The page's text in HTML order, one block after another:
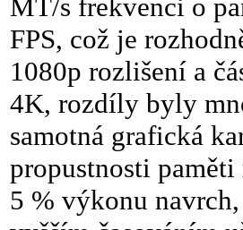
MT/s frekvenci o
FPS, což je
1080p rozlišení a
4K, rozdíly byly
samotná grafická
propustnosti
5 % výkonu